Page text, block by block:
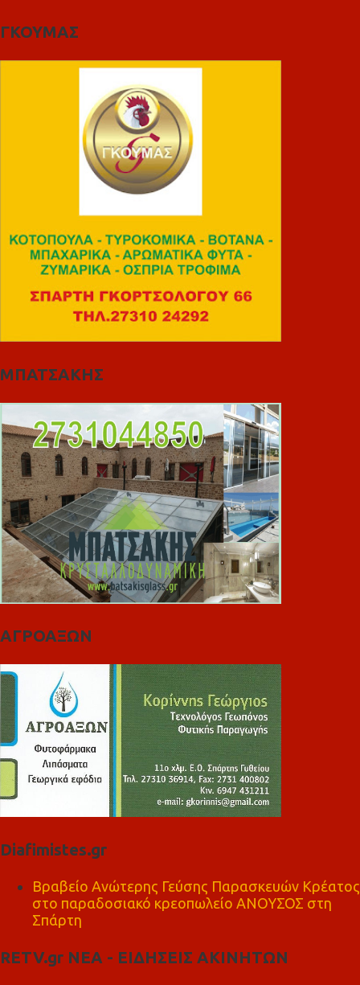
ΓΚΟΥΜΑΣ
ΜΠΑΤΣΑΚΗΣ
ΑΓΡΟΑΞΩΝ
Diafimistes.gr
Βραβείο Ανώτερης Γεύσης Παρασκευών Κρέατος
στο παραδοσιακό κρεοπωλείο ΑΝΟΥΣΟΣ στη
Σπάρτη
RETV.gr ΝΕΑ - ΕΙΔΗΣΕΙΣ ΑΚΙΝΗΤΩΝ